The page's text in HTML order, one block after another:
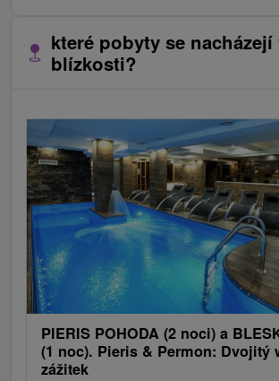
které pobyty se nacházejí
blízkosti?
PIERIS POHODA (2 noci) a
(1 noc). Pieris & Permon: Dvojitý
zážitek